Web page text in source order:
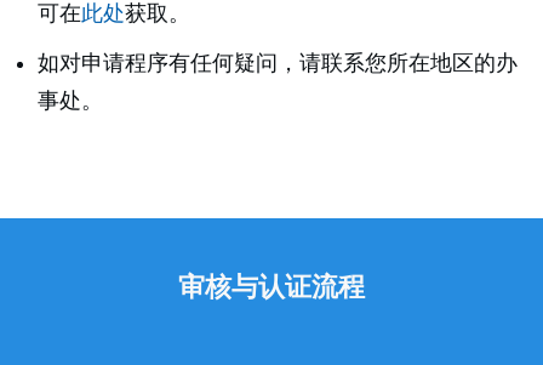
可在此处获取。
如对申请程序有任何疑问，请联系您所在地区的办
事处。
审核与认证流程